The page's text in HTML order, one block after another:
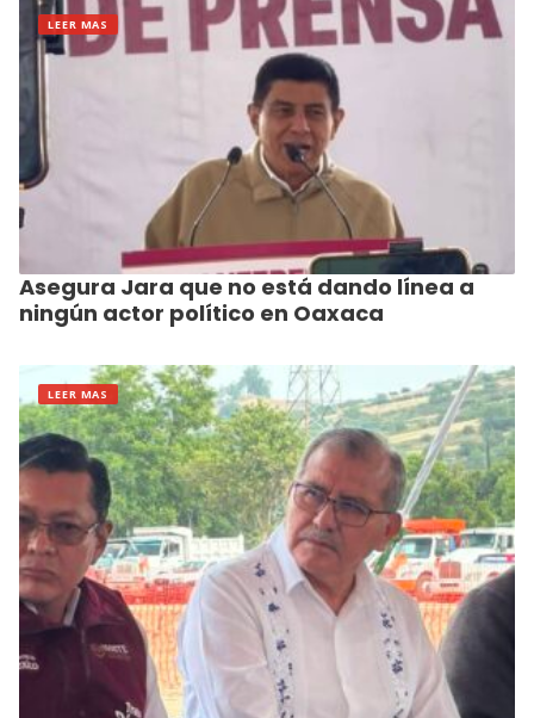
LEER MAS
Asegura Jara que no está dando línea a
ningún actor político en Oaxaca
LEER MAS